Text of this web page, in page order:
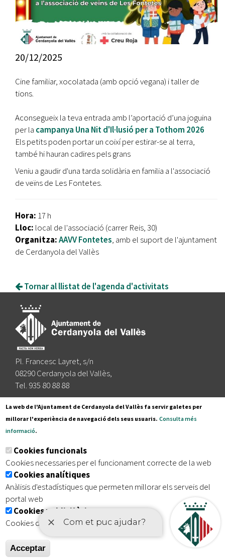
20/12/2025
Cine familiar, xocolatada (amb opció vegana) i taller de
tions.
Aconsegueix la teva entrada amb l’aportació d’una joguina
per la campanya Una Nit d'Il·lusió per a Tothom 2026
Els petits poden portar un coixí per estirar-se al terra,
també hi hauran cadires pels grans
Veniu a gaudir d'una tarda solidària en familia a l'associació
de veïns de Les Fontetes.
Hora: 17 h
Lloc: local de l'associació (carrer Reis, 30)
Organitza:AAVV Fontetes, amb el suport de l'ajuntament
de Cerdanyola del Vallès
Tornar al llistat de l'agenda d'activitats
Pl. Francesc Layret, s/n
08290 Cerdanyola del Vallès,
Tel. 935 80 88 88
Segueix-nos a:
Subscriu-te al nostre butlletí
Inici | Avís legal | Protecció de dades
| Accessibilitat
La web de l'Ajuntament de Cerdanyola del Vallès fa servir galetes per
millorar l'experiència de navegació dels seus usuaris. Consulta més
informació.
Cookies funcionals
Cookies necessaries per el funcionament correcte de la web
Cookies analítiques
Anàlisis d'estadístiques que permeten millorar els serveis del
portal web
Cookies publicitàries
Cookies de tercers amb finalitat publicitària
Acceptar